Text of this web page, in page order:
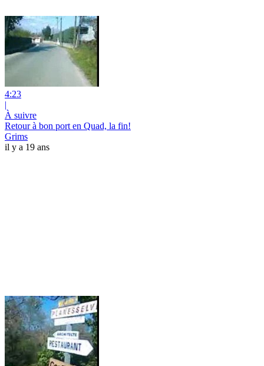
4:23
|
À suivre
Retour à bon port en Quad, la fin!
Grims
il y a 19 ans